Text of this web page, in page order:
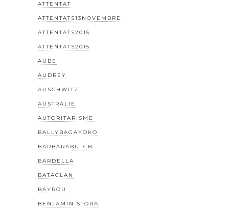
ATTENTAT
ATTENTATS13NOVEMBRE
ATTENTATS2015
ATTENTATS2015
AUBE
AUDREY
AUSCHWITZ
AUSTRALIE
AUTORITARISME
BALLYBAGAYOKO
BARBARABUTCH
BARDELLA
BATACLAN
BAYROU
BENJAMIN STORA